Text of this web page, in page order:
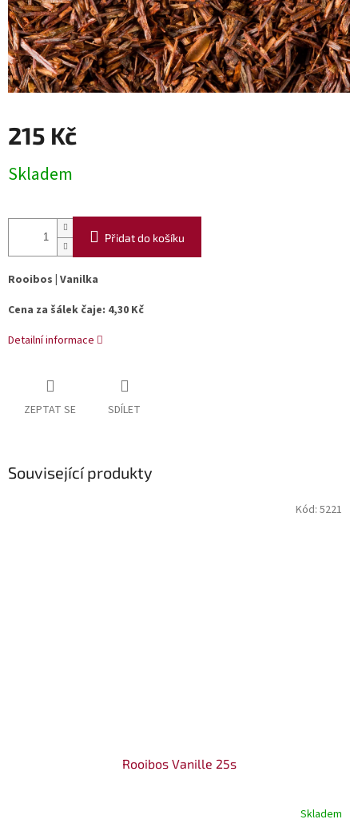
215 Kč
cena:
Skladem
Přidat do košíku
Rooibos | Vanilka
Cena za šálek čaje: 4,30 Kč
Detailní informace
ZEPTAT SE SDÍLET
Související produkty
Rooibos Vanille 25s
Skladem
Kód: 5221